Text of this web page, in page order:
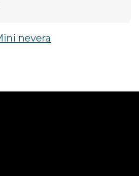
nevera